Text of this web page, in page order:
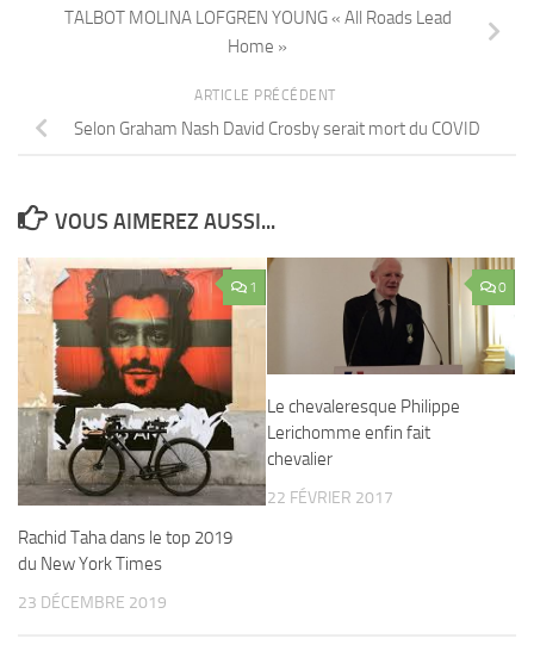
TALBOT MOLINA LOFGREN YOUNG « All Roads Lead
Home »
ARTICLE PRÉCÉDENT
Selon Graham Nash David Crosby serait mort du COVID
VOUS AIMEREZ AUSSI...
1
Rachid Taha dans le top 2019
du New York Times
23 DÉCEMBRE 2019
0
Le chevaleresque Philippe
Lerichomme enfin fait
chevalier
22 FÉVRIER 2017